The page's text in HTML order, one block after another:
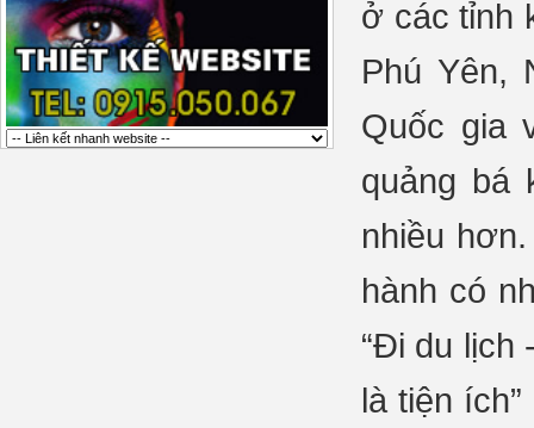
ở các tỉnh
Phú Yên,
Quốc gia
quảng bá
nhiều
hành có
“Đi du lịch
là tiện